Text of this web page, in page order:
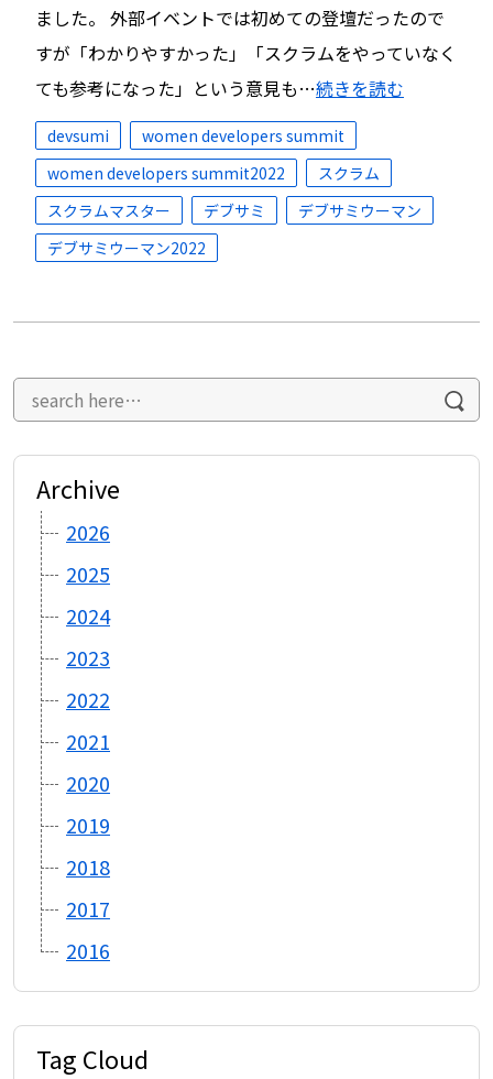
ました。 外部イベントでは初めての登壇だったので
すが「わかりやすかった」「スクラムをやっていなく
ても参考になった」という意見も…続きを読む
devsumi
women developers summit
women developers summit2022
スクラム
スクラムマスター
デブサミ
デブサミウーマン
デブサミウーマン2022
Archive
2026
2025
2024
2023
2022
2021
2020
2019
2018
2017
2016
Tag Cloud